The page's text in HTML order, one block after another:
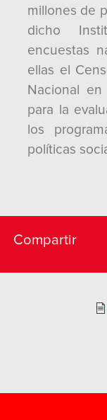
millones de
dicho
encuestas
ellas el
Nacional en
para la
los
políticas
Compartir